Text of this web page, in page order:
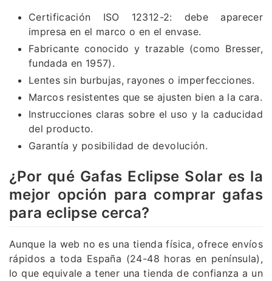
Certificación ISO 12312-2: debe aparecer
impresa en el marco o en el envase.
Fabricante conocido y trazable (como Bresser,
fundada en 1957).
Lentes sin burbujas, rayones o imperfecciones.
Marcos resistentes que se ajusten bien a la cara.
Instrucciones claras sobre el uso y la caducidad
del producto.
Garantía y posibilidad de devolución.
¿Por qué Gafas Eclipse Solar es la
mejor opción para comprar gafas
para eclipse cerca?
Aunque la web no es una tienda física, ofrece envíos
rápidos a toda España (24-48 horas en península),
lo que equivale a tener una tienda de confianza a un